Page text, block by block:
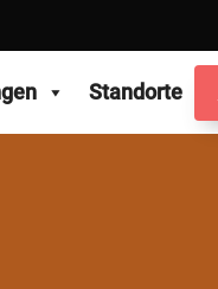
Standorte